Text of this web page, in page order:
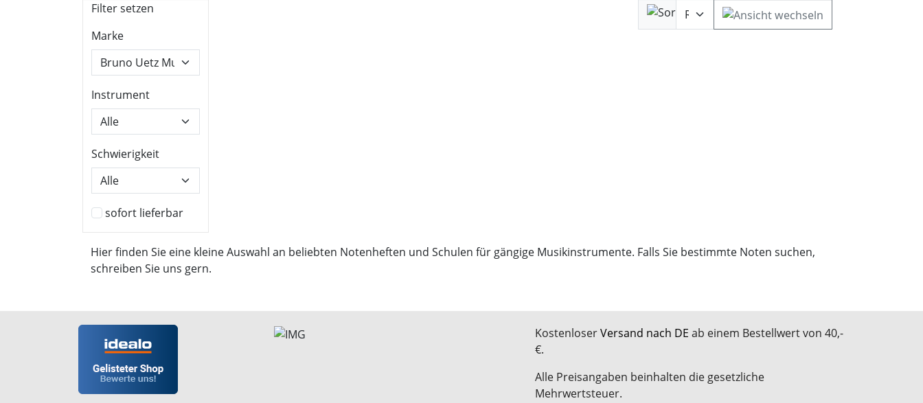
Filter setzen
Marke
Instrument
Schwierigkeit
sofort lieferbar
Hier finden Sie eine kleine Auswahl an beliebten Notenheften und Schulen für gängige Musikinstrumente. Falls Sie bestimmte Noten suchen,
schreiben Sie uns gern.
KostenloserVersand nach DE ab einem Bestellwert von 40,-
€.
Alle Preisangaben beinhalten die gesetzliche
Mehrwertsteuer.